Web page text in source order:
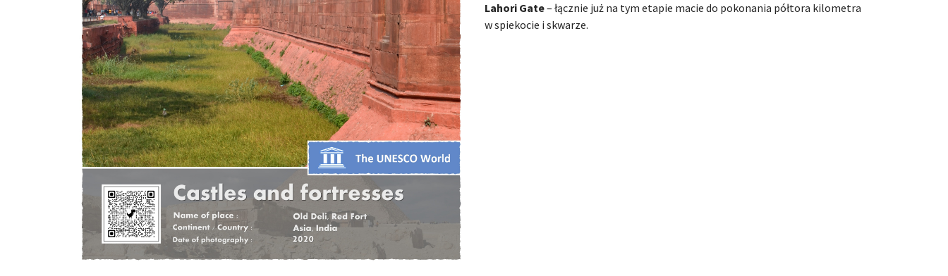
Lahori Gate– łącznie już na tym etapie macie do pokonania półtora kilometra
w spiekocie i skwarze.